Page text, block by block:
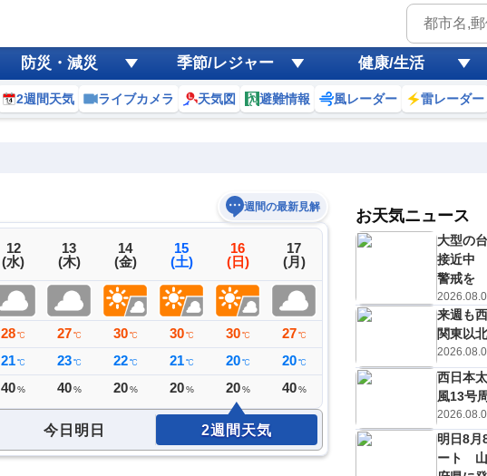
防災・減災 季節/レジャー 健康/生活
2週間天気 ライブカメラ 天気図 避難情報 風レーダー 雷レーダー
週間の最新見解
12
(水)
28℃
21℃
40%
13
(木)
27℃
23℃
40%
14
(金)
30℃
22℃
20%
15
(土)
30 ℃
21 ℃
20 %
16
(日)
30 ℃
20 ℃
20 %
17
(月)
27 ℃
20 ℃
40 %
18
℃
20
(木)
D
29℃
21
30 %
今日明日 2週間天気
お天気ニュース
大型の
接近中
警戒を
来週も
関東以
西日本
風13号
明日8月
ート 山